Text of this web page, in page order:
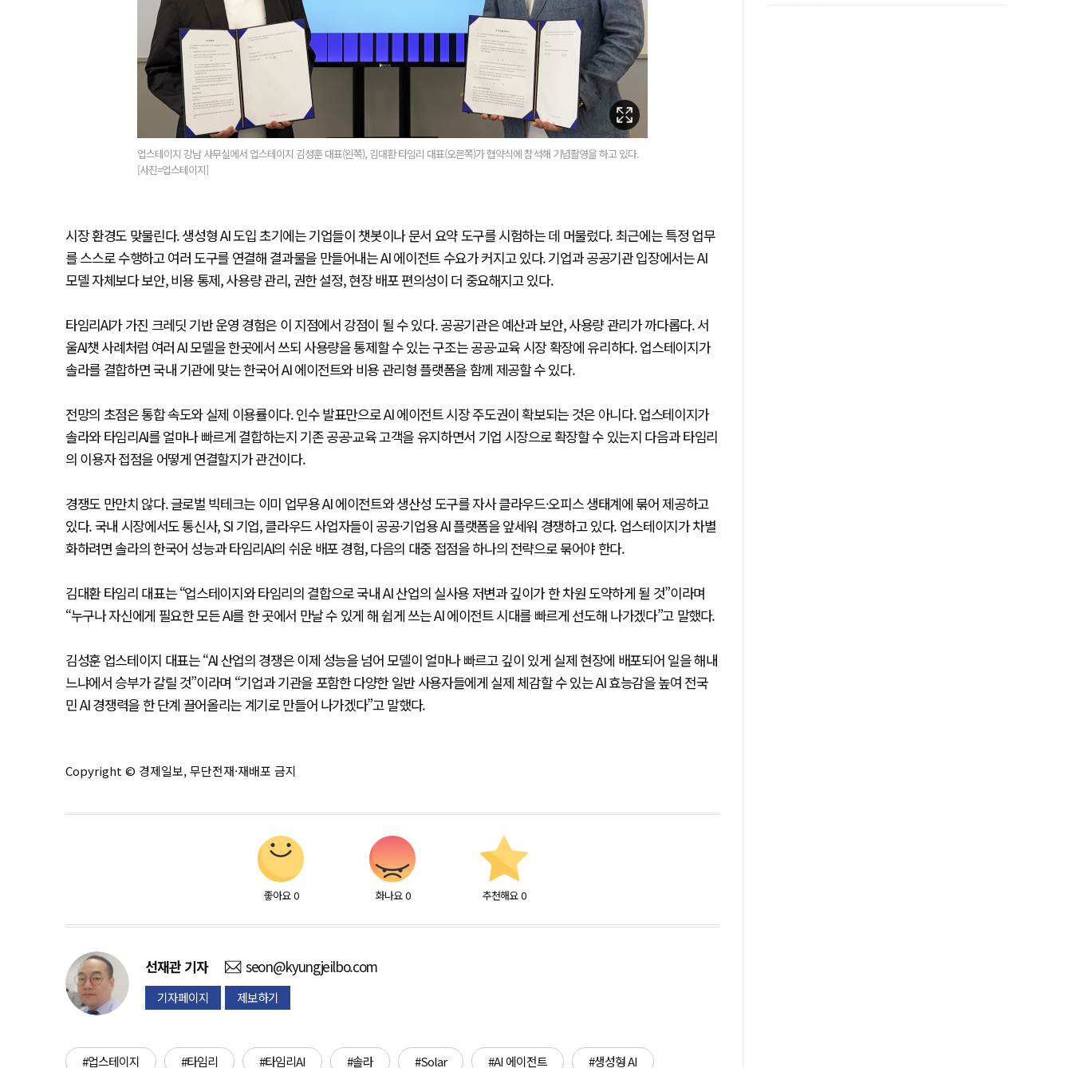
업스테이지 강남 사무실에서 업스테이지 김성훈 대표(왼쪽), 김대환 타임리 대표(오른쪽)가 협약식에 참석해 기념촬영을 하고 있다.
[사진=업스테이지]
시장 환경도 맞물린다. 생성형 AI 도입 초기에는 기업들이 챗봇이나 문서 요약 도구를 시험하는 데 머물렀다. 최근에는 특정 업무
를 스스로 수행하고 여러 도구를 연결해 결과물을 만들어내는 AI 에이전트 수요가 커지고 있다. 기업과 공공기관 입장에서는 AI
모델 자체보다 보안, 비용 통제, 사용량 관리, 권한 설정, 현장 배포 편의성이 더 중요해지고 있다.
타임리AI가 가진 크레딧 기반 운영 경험은 이 지점에서 강점이 될 수 있다. 공공기관은 예산과 보안, 사용량 관리가 까다롭다. 서
울AI챗 사례처럼 여러 AI 모델을 한곳에서 쓰되 사용량을 통제할 수 있는 구조는 공공·교육 시장 확장에 유리하다. 업스테이지가
솔라를 결합하면 국내 기관에 맞는 한국어 AI 에이전트와 비용 관리형 플랫폼을 함께 제공할 수 있다.
전망의 초점은 통합 속도와 실제 이용률이다. 인수 발표만으로 AI 에이전트 시장 주도권이 확보되는 것은 아니다. 업스테이지가
솔라와 타임리AI를 얼마나 빠르게 결합하는지 기존 공공·교육 고객을 유지하면서 기업 시장으로 확장할 수 있는지 다음과 타임리
의 이용자 접점을 어떻게 연결할지가 관건이다.
경쟁도 만만치 않다. 글로벌 빅테크는 이미 업무용 AI 에이전트와 생산성 도구를 자사 클라우드·오피스 생태계에 묶어 제공하고
있다. 국내 시장에서도 통신사, SI 기업, 클라우드 사업자들이 공공·기업용 AI 플랫폼을 앞세워 경쟁하고 있다. 업스테이지가 차별
화하려면 솔라의 한국어 성능과 타임리AI의 쉬운 배포 경험, 다음의 대중 접점을 하나의 전략으로 묶어야 한다.
김대환 타임리 대표는 “업스테이지와 타임리의 결합으로 국내 AI 산업의 실사용 저변과 깊이가 한 차원 도약하게 될 것”이라며
“누구나 자신에게 필요한 모든 AI를 한 곳에서 만날 수 있게 해 쉽게 쓰는 AI 에이전트 시대를 빠르게 선도해 나가겠다”고 말했다.
김성훈 업스테이지 대표는 “AI 산업의 경쟁은 이제 성능을 넘어 모델이 얼마나 빠르고 깊이 있게 실제 현장에 배포되어 일을 해내
느냐에서 승부가 갈릴 것”이라며 “기업과 기관을 포함한 다양한 일반 사용자들에게 실제 체감할 수 있는 AI 효능감을 높여 전국
민 AI 경쟁력을 한 단계 끌어올리는 계기로 만들어 나가겠다”고 말했다.
Copyright © 경제일보, 무단전재·재배포 금지
좋아요 0 화나요 0 추천해요 0
선재관 기자 seon@kyungjeilbo.com
기자페이지 제보하기
#업스테이지 #타임리 #타임리AI #솔라 #Solar #AI 에이전트 #생성형 AI